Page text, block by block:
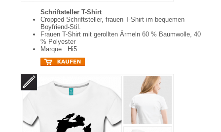
Schriftsteller T-Shirt
Cropped Schriftsteller, frauen T-Shirt im bequemen
Boyfriend-Stil.
Frauen T-Shirt mit gerollten Ärmeln 60 % Baumwolle, 40
% Polyester
Marque : Hi5